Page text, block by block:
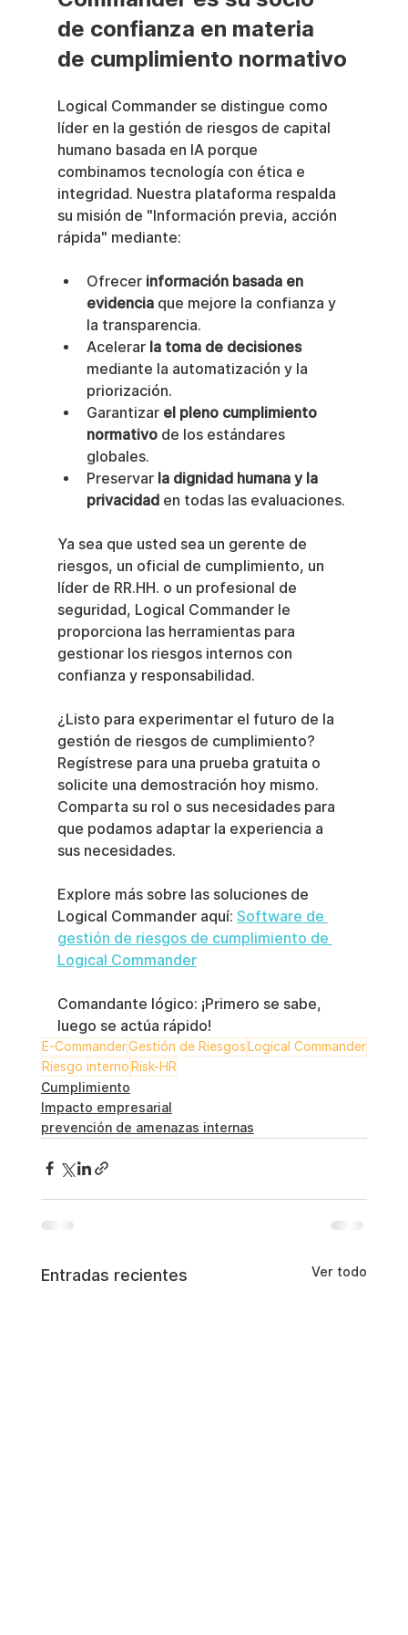
de confianza en materia
de cumplimiento normativo
Logical Commander se distingue como
líder en la gestión de riesgos de capital
humano basada en IA porque
combinamos tecnología con ética e
integridad. Nuestra plataforma respalda
su misión de "Información previa, acción
rápida" mediante:
Ofrecer información basada en
evidencia que mejore la confianza y
la transparencia.
Acelerar la toma de decisiones
mediante la automatización y la
priorización.
Garantizar el pleno cumplimiento
normativo de los estándares
globales.
Preservar la dignidad humana y la
privacidad en todas las evaluaciones.
Ya sea que usted sea un gerente de
riesgos, un oficial de cumplimiento, un
líder de RR.HH. o un profesional de
seguridad, Logical Commander le
proporciona las herramientas para
gestionar los riesgos internos con
confianza y responsabilidad.
¿Listo para experimentar el futuro de la
gestión de riesgos de cumplimiento?
Regístrese para una prueba gratuita o
solicite una demostración hoy mismo.
Comparta su rol o sus necesidades para
que podamos adaptar la experiencia a
sus necesidades.
Explore más sobre las soluciones de
Logical Commander aquí: Software de
gestión de riesgos de cumplimiento de
Logical Commander
Comandante lógico: ¡Primero se sabe,
luego se actúa rápido!
E-CommanderGestión de Riesgos Logical Commander
Riesgo interno Risk-HR
Cumplimiento
Impacto empresarial
prevención de amenazas internas
Entradas recientes Ver todo